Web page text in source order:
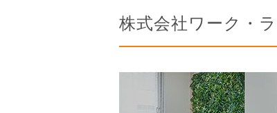
株式会社ワーク・